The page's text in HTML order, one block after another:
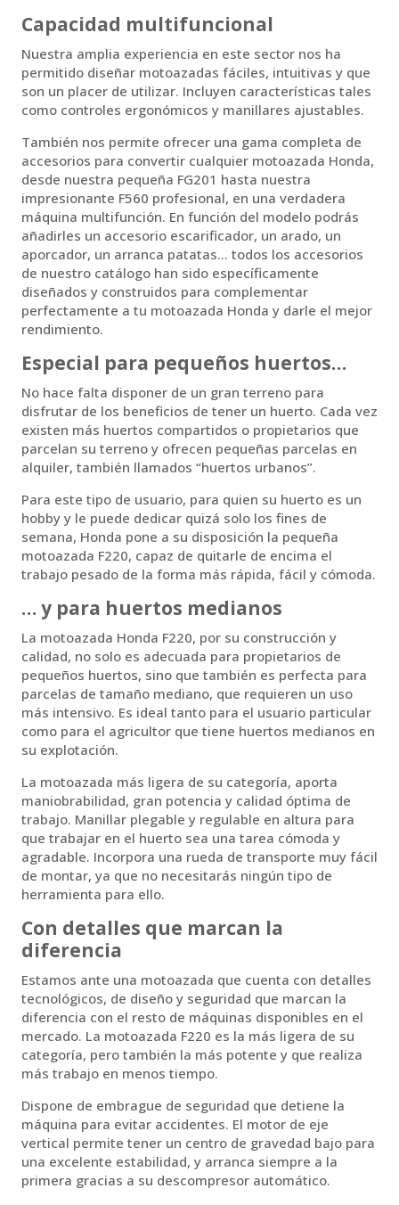
Capacidad multifuncional
Nuestra amplia experiencia en este sector nos ha
permitido diseñar motoazadas fáciles, intuitivas y que
son un placer de utilizar. Incluyen características tales
como controles ergonómicos y manillares ajustables.
También nos permite ofrecer una gama completa de
accesorios para convertir cualquier motoazada Honda,
desde nuestra pequeña FG201 hasta nuestra
impresionante F560 profesional, en una verdadera
máquina multifunción. En función del modelo podrás
añadirles un accesorio escarificador, un arado, un
aporcador, un arranca patatas… todos los accesorios
de nuestro catálogo han sido específicamente
diseñados y construidos para complementar
perfectamente a tu motoazada Honda y darle el mejor
rendimiento.
Especial para pequeños huertos…
No hace falta disponer de un gran terreno para
disfrutar de los beneficios de tener un huerto. Cada vez
existen más huertos compartidos o propietarios que
parcelan su terreno y ofrecen pequeñas parcelas en
alquiler, también llamados “huertos urbanos”.
Para este tipo de usuario, para quien su huerto es un
hobby y le puede dedicar quizá solo los fines de
semana, Honda pone a su disposición la pequeña
motoazada F220, capaz de quitarle de encima el
trabajo pesado de la forma más rápida, fácil y cómoda.
… y para huertos medianos
La motoazada Honda F220, por su construcción y
calidad, no solo es adecuada para propietarios de
pequeños huertos, sino que también es perfecta para
parcelas de tamaño mediano, que requieren un uso
más intensivo. Es ideal tanto para el usuario particular
como para el agricultor que tiene huertos medianos en
su explotación.
La motoazada más ligera de su categoría, aporta
maniobrabilidad, gran potencia y calidad óptima de
trabajo. Manillar plegable y regulable en altura para
que trabajar en el huerto sea una tarea cómoda y
agradable. Incorpora una rueda de transporte muy fácil
de montar, ya que no necesitarás ningún tipo de
herramienta para ello.
Con detalles que marcan la
diferencia
Estamos ante una motoazada que cuenta con detalles
tecnológicos, de diseño y seguridad que marcan la
diferencia con el resto de máquinas disponibles en el
mercado. La motoazada F220 es la más ligera de su
categoría, pero también la más potente y que realiza
más trabajo en menos tiempo.
Dispone de embrague de seguridad que detiene la
máquina para evitar accidentes. El motor de eje
vertical permite tener un centro de gravedad bajo para
una excelente estabilidad, y arranca siempre a la
primera gracias a su descompresor automático.